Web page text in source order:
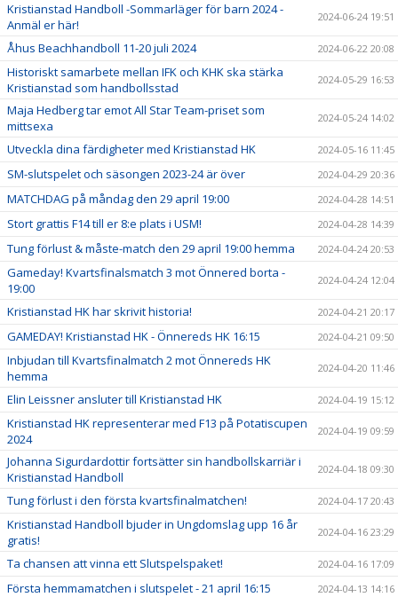
Kristianstad Handboll -Sommarläger för barn 2024 -
Anmäl er här!
2024-06-24 19:51
Åhus Beachhandboll 11-20 juli 2024 2024-06-22 20:08
Historiskt samarbete mellan IFK och KHK ska stärka
Kristianstad som handbollsstad
2024-05-29 16:53
Maja Hedberg tar emot All Star Team-priset som
mittsexa
2024-05-24 14:02
Utveckla dina färdigheter med Kristianstad HK 2024-05-16 11:45
SM-slutspelet och säsongen 2023-24 är över 2024-04-29 20:36
MATCHDAG på måndag den 29 april 19:00 2024-04-28 14:51
Stort grattis F14 till er 8:e plats i USM! 2024-04-28 14:39
Tung förlust & måste-match den 29 april 19:00 hemma 2024-04-24 20:53
Gameday! Kvartsfinalsmatch 3 mot Önnered borta -
19:00
2024-04-24 12:04
Kristianstad HK har skrivit historia! 2024-04-21 20:17
GAMEDAY! Kristianstad HK - Önnereds HK 16:15 2024-04-21 09:50
Inbjudan till Kvartsfinalmatch 2 mot Önnereds HK
hemma
2024-04-20 11:46
Elin Leissner ansluter till Kristianstad HK 2024-04-19 15:12
Kristianstad HK representerar med F13 på Potatiscupen
2024
2024-04-19 09:59
Johanna Sigurdardottir fortsätter sin handbollskarriär i
Kristianstad Handboll
2024-04-18 09:30
Tung förlust i den första kvartsfinalmatchen! 2024-04-17 20:43
Kristianstad Handboll bjuder in Ungdomslag upp 16 år
gratis!
2024-04-16 23:29
Ta chansen att vinna ett Slutspelspaket! 2024-04-16 17:09
Första hemmamatchen i slutspelet - 21 april 16:15 2024-04-13 14:16